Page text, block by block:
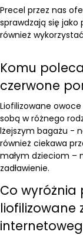
Precel przez nas
sprawdzają się jako
również
Komu
czerwone
Liofilizowane
sobą w różnego
lżejszym bagażu -
również ciekawa
małym dzieciom –
zadławienie.
Co wyróżnia
liofilizowane